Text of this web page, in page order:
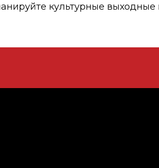
культурные выходные